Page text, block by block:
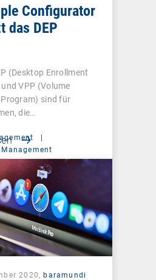
Configurator
das DEP
(Desktop Enrollment
VPP (Volume
sind für
die…
|
2020,baramundi